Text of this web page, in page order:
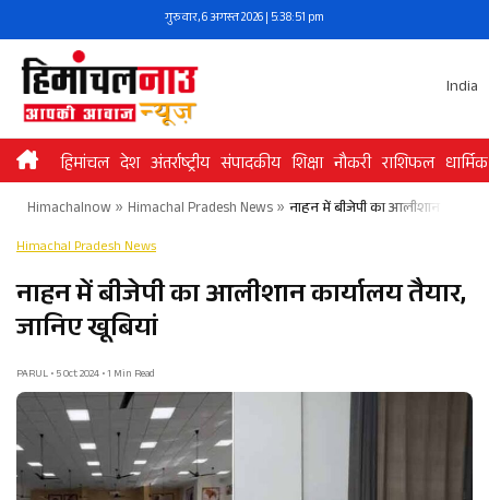
to
content
गुरुवार, 6 अगस्त 2026 | 5:38:51 pm
India
हिमांचल देश अंतर्राष्ट्रीय संपादकीय शिक्षा नौकरी राशिफल धार्मिक
Himachalnow» Himachal Pradesh News» नाहन में बीजेपी का आलीशान
Himachal Pradesh News
नाहन में बीजेपी का आलीशान कार्यालय तैयार,
जानिए खूबियां
PARUL • 5 Oct 2024 • 1 Min Read